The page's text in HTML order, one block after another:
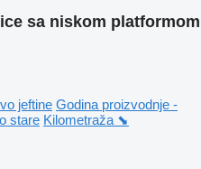
sa niskom platformom
jeftine Godina proizvodnje -
stare Kilometraža ⬊